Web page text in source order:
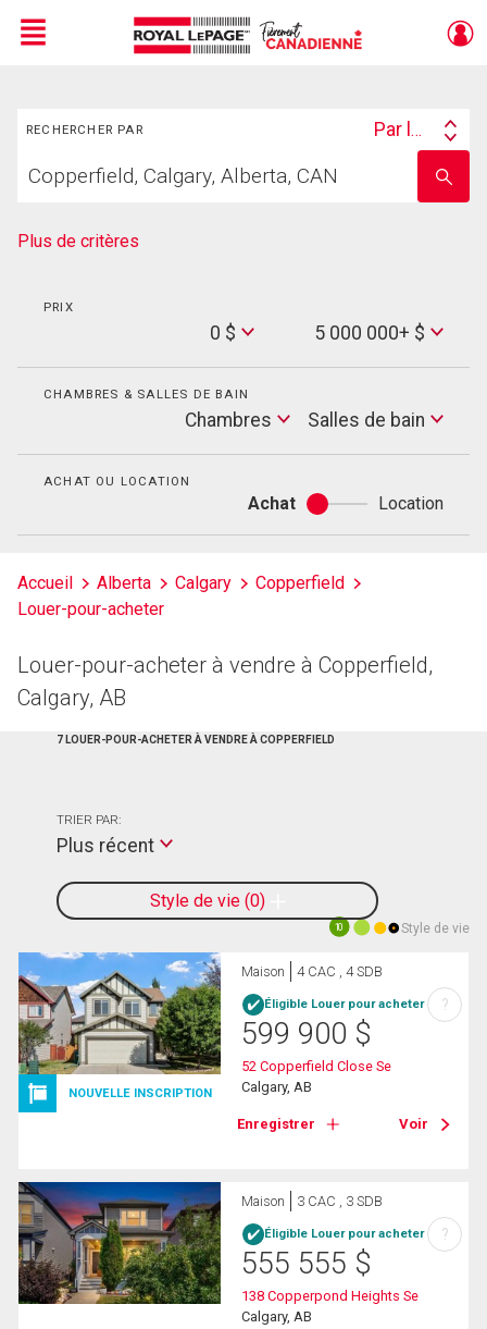
Menu
RECHERCHER PAR
Search
Par lieu
votre
nom
Plus de critères
PRIX
0 $
Max
Price
5 000 000+ $
CHAMBRES & SALLES DE BAIN
Chambres
Salles
de
Salles de bain
ACHAT OU LOCATION
Achat
Achat
ou
Location
Accueil Alberta Calgary
Copperfield
Louer-pour-acheter
Louer-pour-acheter à vendre à Copperfield,
Calgary, AB
7 LOUER-POUR-ACHETER À VENDRE À COPPERFIELD
Style de vie 0
TRIER PAR:
Plus récent
10 Style de vie
NOUVELLE INSCRIPTION
Maison 4 CAC , 4 SDB
Éligible Louer pour acheter
599 900 $
52 Copperfield Close Se
Calgary, AB
Enregistrer Voir
?
Maison 3 CAC , 3 SDB
Éligible Louer pour acheter
555 555 $
138 Copperpond Heights Se
Calgary, AB
?